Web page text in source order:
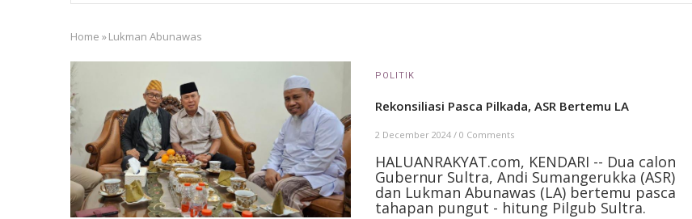
Breadcrumb
Home »Lukman Abunawas
POLITIK
Rekonsiliasi Pasca Pilkada, ASR Bertemu LA
2 December 2024 / 0 Comments
HALUANRAKYAT.com, KENDARI -- Dua calon
Gubernur Sultra, Andi Sumangerukka (ASR)
dan Lukman Abunawas (LA) bertemu pasca
tahapan pungut - hitung Pilgub Sultra.